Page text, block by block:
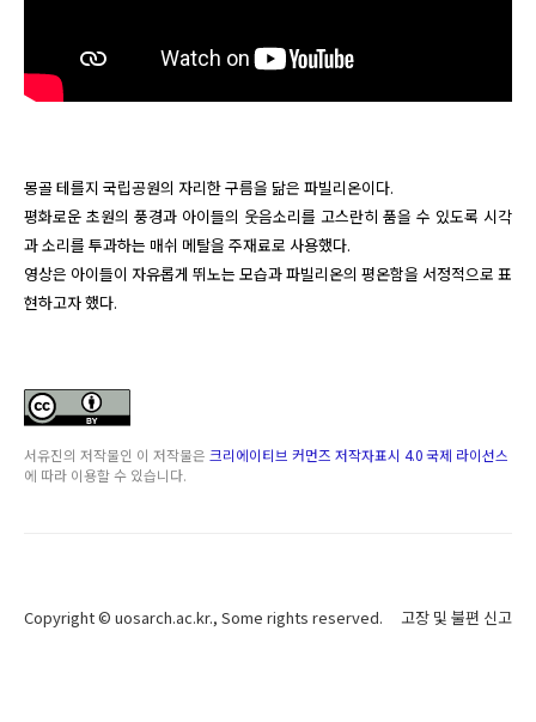
몽골 테를지 국립공원의 자리한 구름을 닮은 파빌리온이다.
평화로운 초원의 풍경과 아이들의 웃음소리를 고스란히 품을 수 있도록 시각
과 소리를 투과하는 매쉬 메탈을 주재료로 사용했다.
영상은 아이들이 자유롭게 뛰노는 모습과 파빌리온의 평온함을 서정적으로 표
현하고자 했다.
서유진의 저작물인 이 저작물은 크리에이티브 커먼즈 저작자표시 4.0 국제 라이선스
에 따라 이용할 수 있습니다.
Copyright © uosarch.ac.kr., Some rights reserved. 고장 및 불편 신고